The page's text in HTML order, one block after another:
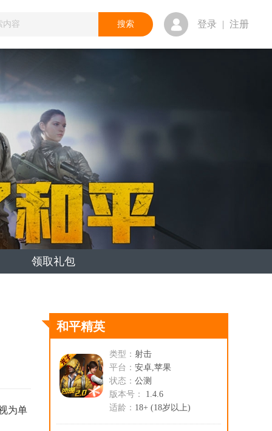
登录 | 注册
领取礼包
为单
和平精英
类型： 射击
平台： 安卓,苹果
状态： 公测
版本号：
1.4.6
适龄： 18+ (18岁以上)